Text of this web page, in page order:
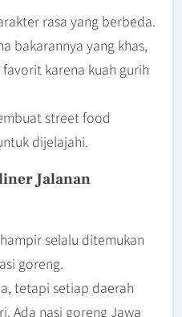
rasa yang berbeda.
bakarannya yang khas,
karena kuah gurih
street food
dijelajahi.
Jalanan
selalu ditemukan
goreng.
tetapi setiap daerah
Ada nasi goreng Jawa